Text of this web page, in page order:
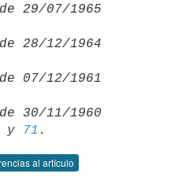
y 71
al artículo